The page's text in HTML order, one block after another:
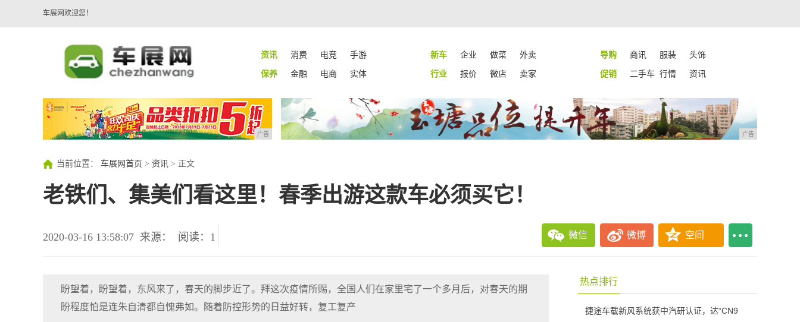
车展网欢迎您！
资讯 消费 电竞 手游 新车 企业 做菜 外卖 导购 商讯 服装
头饰
保养
金融 电商 实体 行业 报价 微店 卖家 促销 二手车 行情 资讯
广告 广告
当前位置： 车展网首页 > 资讯 > 正文
老铁们、集美们看这里！春季出游这款车必须买它！
2020-03-16 13:58:07 来源： 阅读：1 微信 微博 空间
盼望着，盼望着，东风来了，春天的脚步近了。拜这次疫情所赐，全国人们在家里宅了一个多月后，对春天的期
盼程度怕是连朱自清都自愧弗如。随着防控形势的日益好转，复工复产
热点排行
捷途车载新风系统获中汽研认证，达“CN9